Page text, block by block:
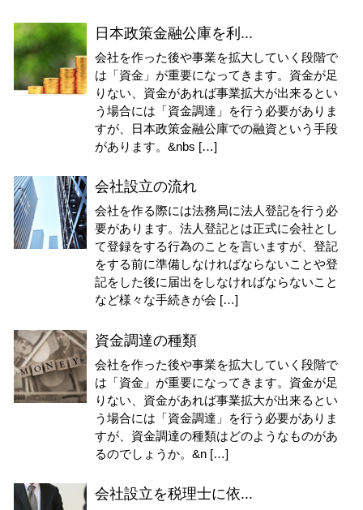
日本政策金融公庫を利...
会社を作った後や事業を拡大していく段階で
は「資金」が重要になってきます。資金が足
りない、資金があれば事業拡大が出来るとい
う場合には「資金調達」を行う必要がありま
すが、日本政策金融公庫での融資という手段
があります。&nbs […]
会社設立の流れ
会社を作る際には法務局に法人登記を行う必
要があります。法人登記とは正式に会社とし
て登録をする行為のことを言いますが、登記
をする前に準備しなければならないことや登
記をした後に届出をしなければならないこと
など様々な手続きが会 […]
資金調達の種類
会社を作った後や事業を拡大していく段階で
は「資金」が重要になってきます。資金が足
りない、資金があれば事業拡大が出来るとい
う場合には「資金調達」を行う必要がありま
すが、資金調達の種類はどのようなものがあ
るのでしょうか。&n […]
会社設立を税理士に依...